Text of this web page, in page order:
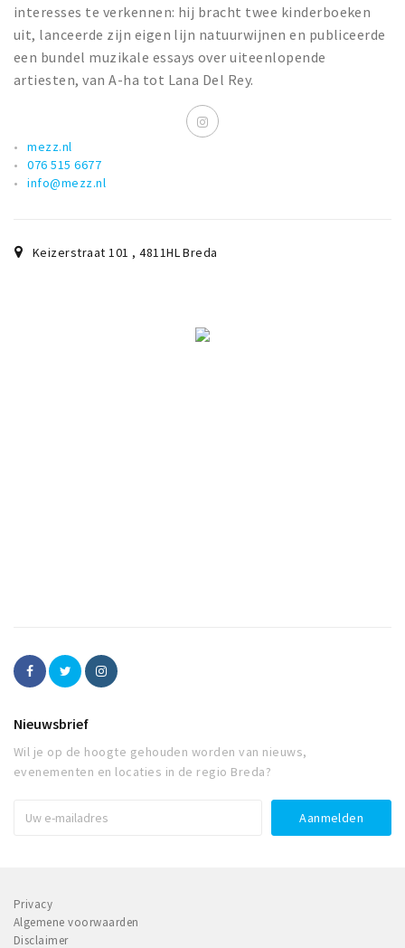
interesses te verkennen: hij bracht twee kinderboeken
uit, lanceerde zijn eigen lijn natuurwijnen en publiceerde
een bundel muzikale essays over uiteenlopende
artiesten, van A-ha tot Lana Del Rey.
mezz.nl
076 515 6677
info@mezz.nl
Keizerstraat 101 ,4811HLBreda
Nieuwsbrief
Wil je op de hoogte gehouden worden van nieuws,
evenementen en locaties in de regio Breda?
Privacy
Algemene voorwaarden
Disclaimer